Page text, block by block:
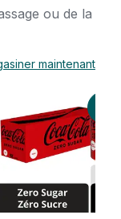
ou de la
maintenant
Cola Diète au panier